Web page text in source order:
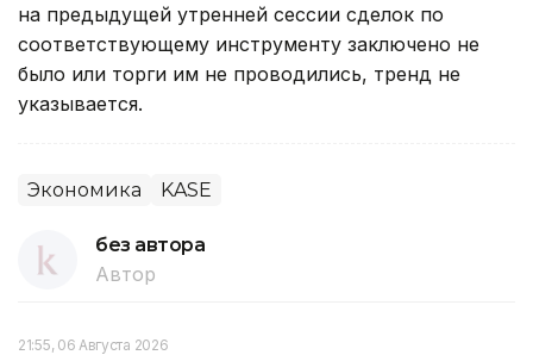
на предыдущей утренней сессии сделок по
соответствующему инструменту заключено не
было или торги им не проводились, тренд не
указывается.
Экономика KASE
без автора
Автор
21:55, 06 Августа 2026